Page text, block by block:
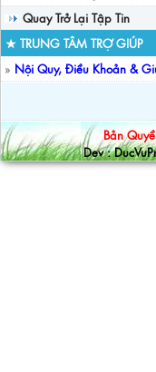
Quay Trở Lại Tập Tin
★ TRUNG TÂM TRỢ GIÚP
» Nội Quy, Điều Khoản &
Bản
Dev :